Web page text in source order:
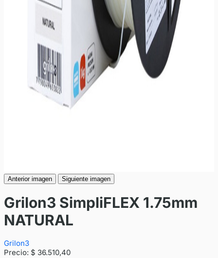
Anterior imagen Siguiente imagen
Grilon3 SimpliFLEX 1.75mm
NATURAL
Grilon3
Precio: $ 36.510,40